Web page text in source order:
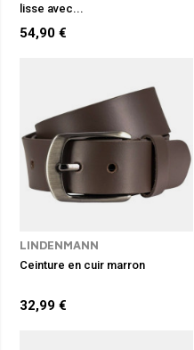
lisse avec...
54,90 €
LINDENMANN
Ceinture en cuir marron
32,99 €